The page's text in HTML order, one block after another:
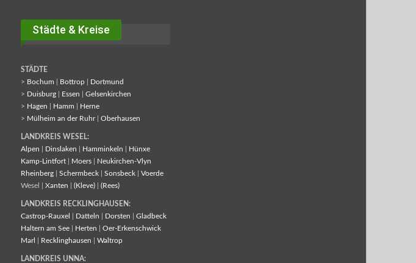
Städte & Kreise
STÄDTE
> Bochum Bottrop
Dortmund
> Duisburg Essen
Gelsenkirchen
> Hagen Hamm
Herne
> Mülheim an der Ruhr| Oberhausen
LANDKREIS WESEL:
Alpen
Dinslaken Hamminkeln
Hünxe
Kamp-Lintfort
Moers
Neukirchen-Vlyn
Rheinberg
Schermbeck Sonsbeck
Voerde
Wesel | Xanten (Kleve) (Rees)
LANDKREIS RECKLINGHAUSEN:
Castrop-Rauxel
Datteln Dorsten
Gladbeck
Haltern am See
Herten
Oer-Erkenschwick
Marl
Recklinghausen Waltrop
LANDKREIS UNNA: